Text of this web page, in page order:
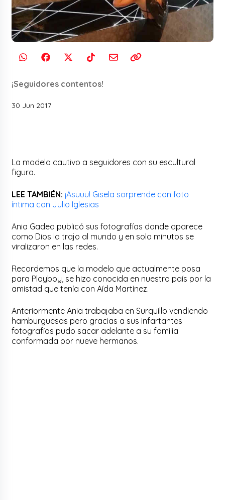
¡Seguidores contentos!
30 Jun 2017
La modelo cautivo a seguidores con su escultural
figura.
LEE TAMBIÉN: ¡Asuuu! Gisela sorprende con foto
íntima con Julio Iglesias
Ania Gadea publicó sus fotografías donde aparece
como Dios la trajo al mundo y en solo minutos se
viralizaron en las redes.
Recordemos que la modelo que actualmente posa
para Playboy, se hizo conocida en nuestro país por la
amistad que tenía con Aída Martínez.
Anteriormente Ania trabajaba en Surquillo vendiendo
hamburguesas pero gracias a sus infartantes
fotografías pudo sacar adelante a su familia
conformada por nueve hermanos.